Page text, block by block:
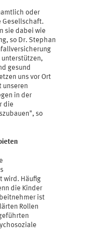
oder
Gesellschaft.
sie dabei wie
so Dr. Stephan
unterstützen,
gesund
uns vor Ort
unseren
in der
die
so
wird. Häufig
die Kinder
ist
Rollen